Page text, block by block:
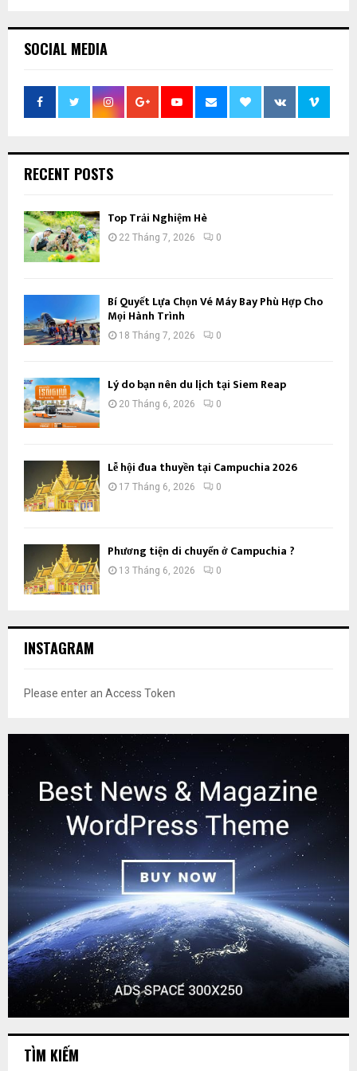
SOCIAL MEDIA
RECENT POSTS
Top Trải Nghiệm Hè
22 Tháng 7, 2026 0
Bí Quyết Lựa Chọn Vé Máy Bay Phù Hợp Cho
Mọi Hành Trình
18 Tháng 7, 2026 0
Lý do bạn nên du lịch tại Siem Reap
20 Tháng 6, 2026 0
Lễ hội đua thuyền tại Campuchia 2026
17 Tháng 6, 2026 0
Phương tiện di chuyển ở Campuchia ?
13 Tháng 6, 2026 0
INSTAGRAM
Please enter an Access Token
TÌM KIẾM